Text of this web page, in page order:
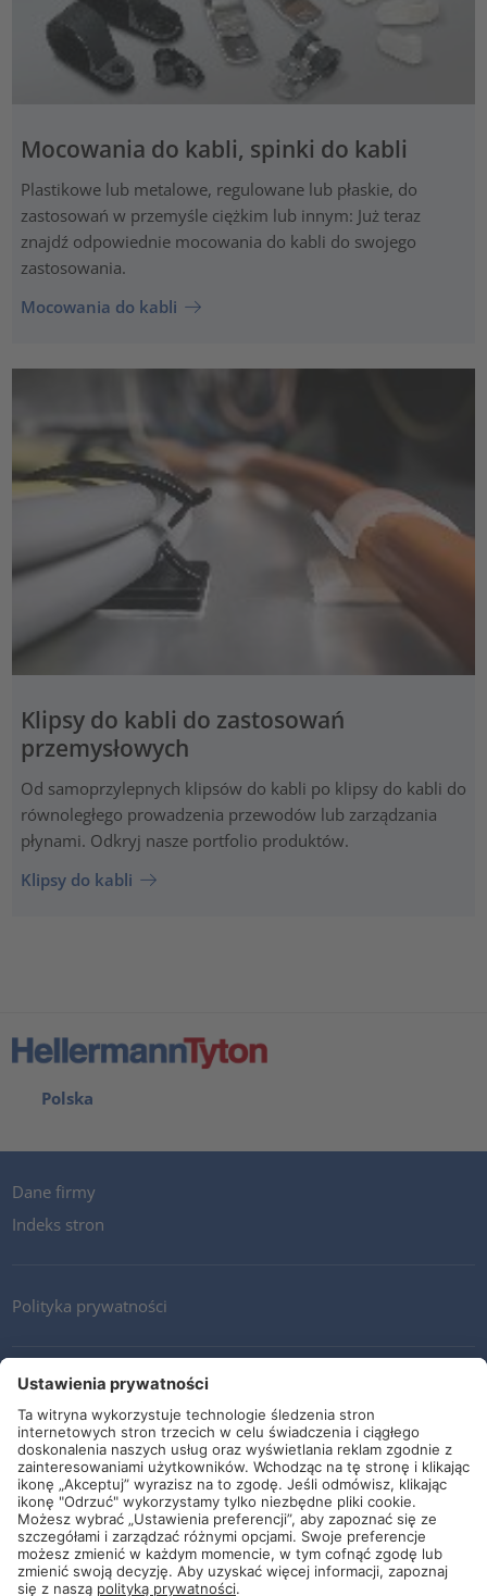
Mocowania do kabli, spinki do kabli
Plastikowe lub metalowe, regulowane lub płaskie, do
zastosowań w przemyśle ciężkim lub innym: Już teraz
znajdź odpowiednie mocowania do kabli do swojego
zastosowania.
Mocowania do kabli
Klipsy do kabli do zastosowań
przemysłowych
Od samoprzylepnych klipsów do kabli po klipsy do kabli do
równoległego prowadzenia przewodów lub zarządzania
płynami. Odkryj nasze portfolio produktów.
Klipsy do kabli
Polska
Dane firmy
Indeks stron
Polityka prywatności
Kontakt
Newsletter
Ogólne warunki i dostawy
Wytyczne i zobowiązania